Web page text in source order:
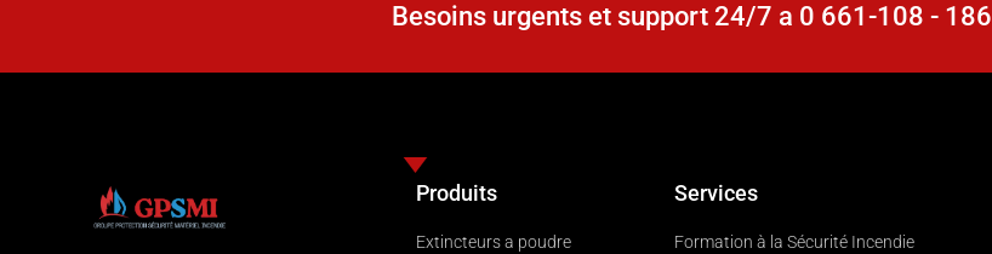
Besoins urgents et support 24/7 a 0 661-108 - 186
Produits
Extincteurs a poudre
Services
Formation à la Sécurité Incendie